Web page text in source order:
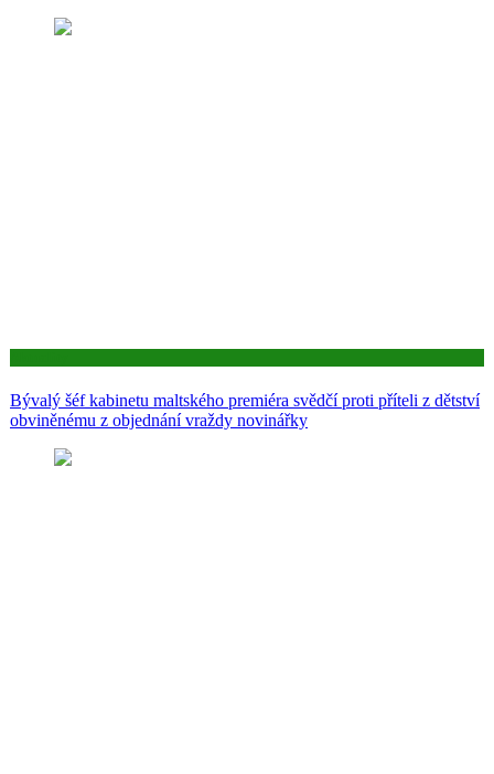
Bývalý šéf kabinetu maltského premiéra svědčí proti příteli z dětství
obviněnému z objednání vraždy novinářky